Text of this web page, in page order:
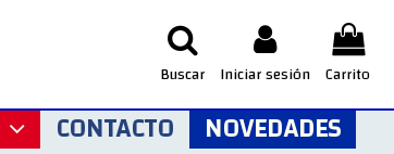
Buscar Iniciar sesión Carrito
CONTACTO NOVEDADES